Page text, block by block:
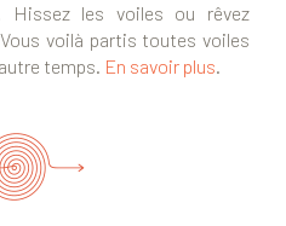
les voiles ou rêvez
voilà partis toutes voiles
temps. En savoir plus.